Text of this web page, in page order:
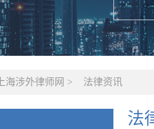
上海涉外律师网 > 法律资讯
法